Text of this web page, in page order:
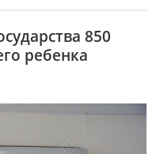
850
ребенка